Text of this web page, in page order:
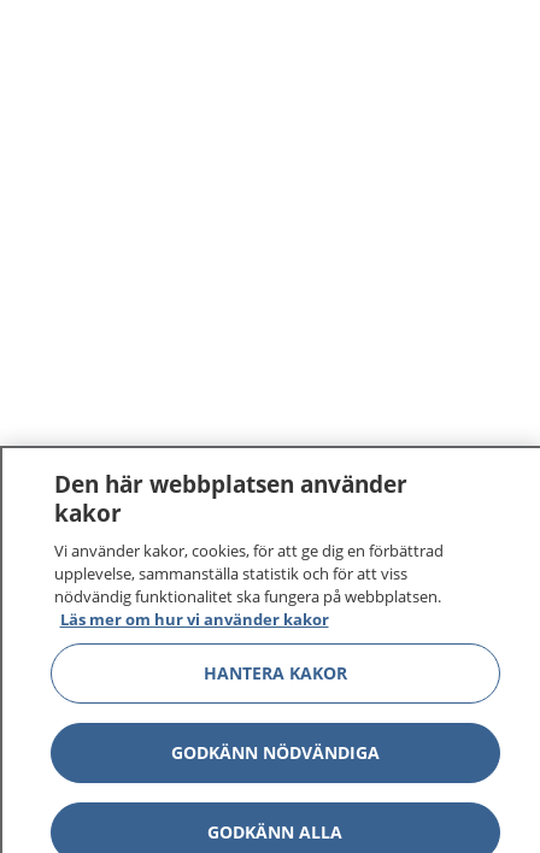
1177–tryggt om din hälsa och vård
sjukdomar och vilka mottagningar du kan kontakta.
Logga in för att läsa din journal och göra dina
vårdärenden. Ring telefonnummer 1177 för
sjukvårdsrådgivning dygnet runt.
Den här webbplatsen använder
kakor
Vi använder kakor, cookies, för att ge dig en förbättrad
upplevelse, sammanställa statistik och för att viss
nödvändig funktionalitet ska fungera på webbplatsen.
Läs mer om hur vi använder kakor
HANTERA KAKOR
GODKÄNN NÖDVÄNDIGA
GODKÄNN ALLA